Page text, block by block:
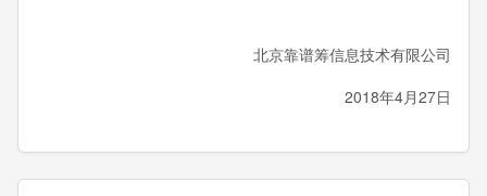
北京靠谱筹信息技术有限公司
2018年4月27日